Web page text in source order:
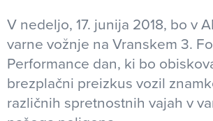
V nedeljo, 17. junija 2018, bo v
varne vožnje na Vranskem 3.
Performance dan, ki bo
brezplačni preizkus vozil
različnih spretnostnih vajah v